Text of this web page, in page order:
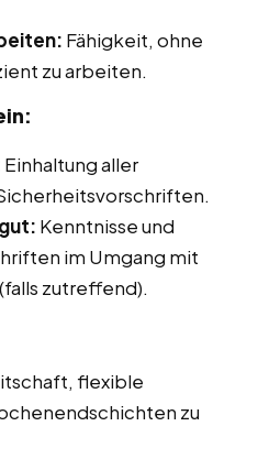
Fähigkeit, ohne
zu arbeiten.
Einhaltung aller
Kenntnisse und
im Umgang mit
zutreffend).
flexible
zu